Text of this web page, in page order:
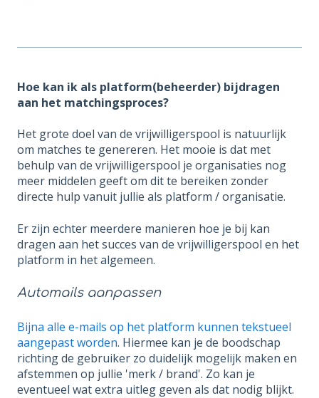
Hoe kan ik als platform(beheerder) bijdragen
aan het matchingsproces?
Het grote doel van de vrijwilligerspool is natuurlijk
om matches te genereren. Het mooie is dat met
behulp van de vrijwilligerspool je organisaties nog
meer middelen geeft om dit te bereiken zonder
directe hulp vanuit jullie als platform / organisatie.
Er zijn echter meerdere manieren hoe je bij kan
dragen aan het succes van de vrijwilligerspool en het
platform in het algemeen.
Automails aanpassen
Bijna alle e-mails op het platform kunnen tekstueel
aangepast worden. Hiermee kan je de boodschap
richting de gebruiker zo duidelijk mogelijk maken en
afstemmen op jullie 'merk / brand'. Zo kan je
eventueel wat extra uitleg geven als dat nodig blijkt.